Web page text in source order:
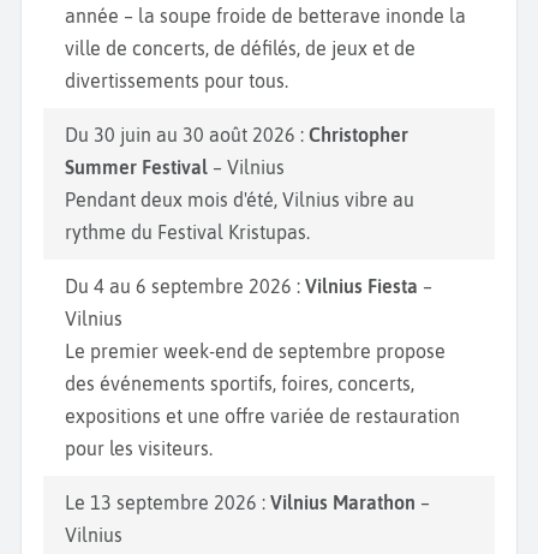
année – la soupe froide de betterave inonde la
ville de concerts, de défilés, de jeux et de
divertissements pour tous.
Du 30 juin au 30 août 2026 : Christopher
Summer Festival – Vilnius
Pendant deux mois d'été, Vilnius vibre au
rythme du Festival Kristupas.
Du 4 au 6 septembre 2026 : Vilnius Fiesta –
Vilnius
Le premier week-end de septembre propose
des événements sportifs, foires, concerts,
expositions et une offre variée de restauration
pour les visiteurs.
Le 13 septembre 2026 : Vilnius Marathon –
Vilnius